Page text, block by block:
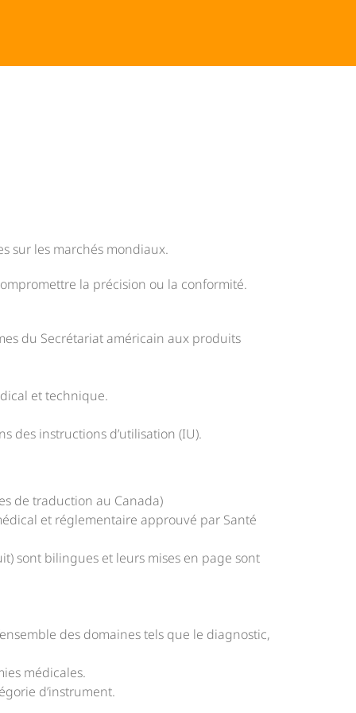
sur les marchés mondiaux.
la précision ou la conformité.
du Secrétariat américain aux produits
et technique.
des instructions d’utilisation (IU).
de traduction au Canada)
et réglementaire approuvé par Santé
sont bilingues et leurs mises en page sont
des domaines tels que le diagnostic,
médicales.
d’instrument.